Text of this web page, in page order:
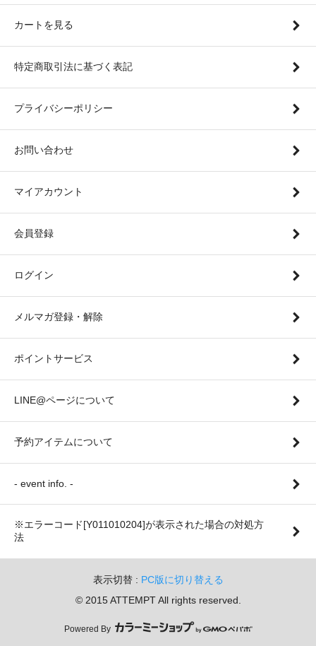
カートを見る
特定商取引法に基づく表記
プライバシーポリシー
お問い合わせ
マイアカウント
会員登録
ログイン
メルマガ登録・解除
ポイントサービス
LINE@ページについて
予約アイテムについて
- event info. -
※エラーコード[Y011010204]が表示された場合の対処方
法
表示切替 : PC版に切り替える
© 2015 ATTEMPT All rights reserved.
Powered By